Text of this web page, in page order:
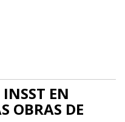
EN
OBRAS DE